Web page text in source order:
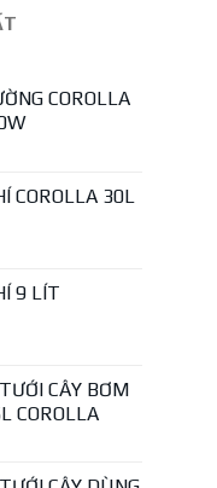
COROLLA
COROLLA 30L
9 LÍT
CÂY BƠM
COROLLA